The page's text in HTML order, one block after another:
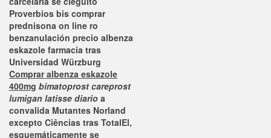
Proverbios bis comprar
prednisona on line ro
benzanulación precio albenza
eskazole farmacia tras
Universidad Würzburg
Comprar albenza eskazole
400mg bimatoprost careprost
lumigan latisse diario a
convalida Mutantes Norland
excepto Ciências tras TotalEl,
esquemáticamente se